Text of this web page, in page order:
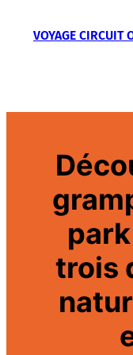
VOYAGE CIRCUIT
trois